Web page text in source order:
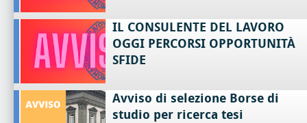
IL CONSULENTE DEL LAVORO
OGGI PERCORSI OPPORTUNITÀ
SFIDE
Avviso di selezione Borse di
studio per ricerca tesi